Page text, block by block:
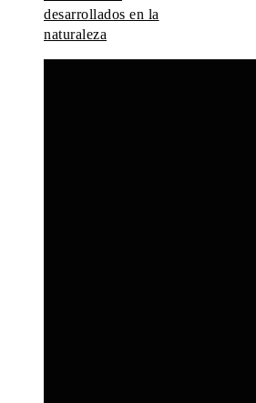
desarrollados en la
naturaleza